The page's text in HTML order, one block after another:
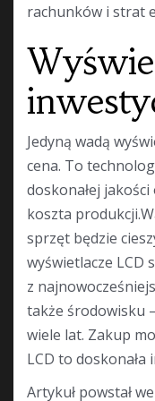
rachunków i strat
Jedyną wadą
cena. To
doskonałej
koszta
sprzęt będzie
wyświetlacze LCD
z
także środowisku
wiele lat. Zakup
LCD to doskonała
Artykuł powstał